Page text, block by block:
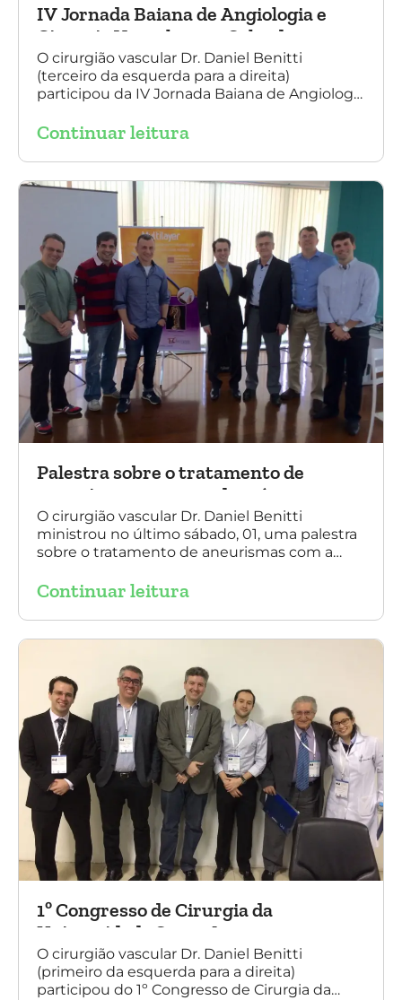
IV Jornada Baiana de Angiologia e
Cirurgia Vascular, em Salvador
O cirurgião vascular Dr. Daniel Benitti
(terceiro da esquerda para a direita)
participou da IV Jornada Baiana de Angiologia
29 de outubro. Na foto também está
SBACV (Sociedade Brasileira de Angiologia e
de Cirurgia Vascular) Bahia.
Continuar leitura
Palestra sobre o tratamento de
aneurismas com a endoprótese
multilayer, em Porto Alegre
O cirurgião vascular Dr. Daniel Benitti
ministrou no último sábado, 01, uma palestra
sobre o tratamento de aneurismas com a
foto, Dr. Daniel Benitti (ao centro) com os
Angiologia e Cirurgia Vascular do Rio Grande
do Sul.
Continuar leitura
1º Congresso de Cirurgia da
Universidade Santo Amaro
O cirurgião vascular Dr. Daniel Benitti
(primeiro da esquerda para a direita)
participou do 1º Congresso de Cirurgia da